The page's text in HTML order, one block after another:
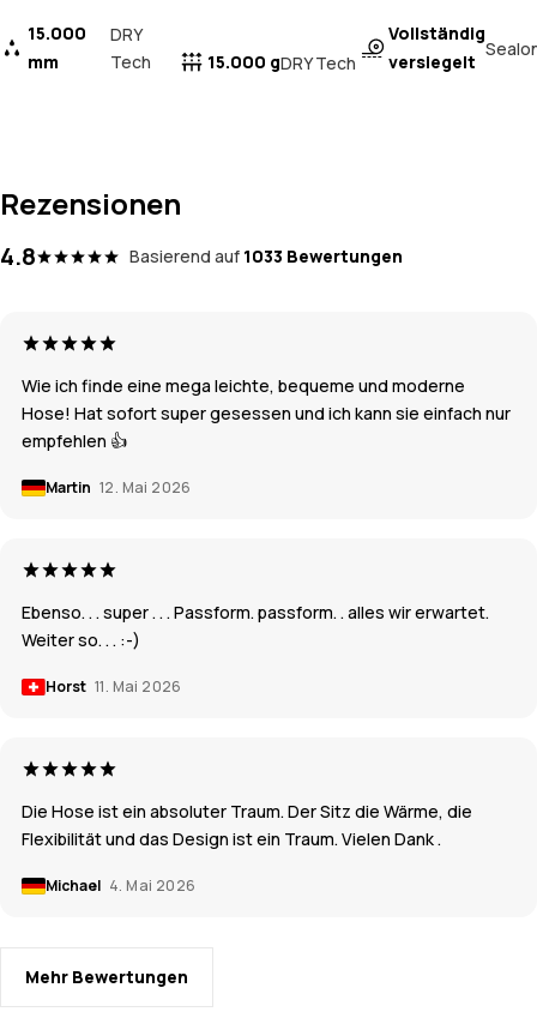
15.000
mm
DRY
Tech
15.000 gDRY Tech
Vollständig
versiegelt
Rezensionen
4.8 Basierend auf 1033 Bewertungen
Wie ich finde eine mega leichte, bequeme und moderne
Hose! Hat sofort super gesessen und ich kann sie einfach nur
empfehlen 👍
Martin 12. Mai 2026
Ebenso. . . super . . . Passform. passform. . alles wir erwartet.
Weiter so. . . :-)
Horst 11. Mai 2026
Die Hose ist ein absoluter Traum. Der Sitz die Wärme, die
Flexibilität und das Design ist ein Traum. Vielen Dank .
Michael 4. Mai 2026
Mehr Bewertungen